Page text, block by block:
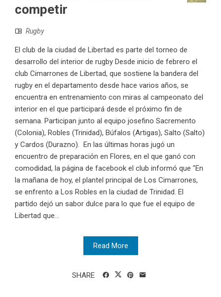
competir
Rugby
El club de la ciudad de Libertad es parte del torneo de
desarrollo del interior de rugby Desde inicio de febrero el
club Cimarrones de Libertad, que sostiene la bandera del
rugby en el departamento desde hace varios años, se
encuentra en entrenamiento con miras al campeonato del
interior en el que participará desde el próximo fin de
semana. Participan junto al equipo josefino Sacremento
(Colonia), Robles (Trinidad), Búfalos (Artigas), Salto (Salto)
y Cardos (Durazno). En las últimas horas jugó un
encuentro de preparación en Flores, en el que ganó con
comodidad, la página de facebook el club informó que "En
la mañana de hoy, el plantel principal de Los Cimarrones,
se enfrento a Los Robles en la ciudad de Trinidad. El
partido dejó un sabor dulce para lo que fue el equipo de
Libertad que...
Read More
SHARE